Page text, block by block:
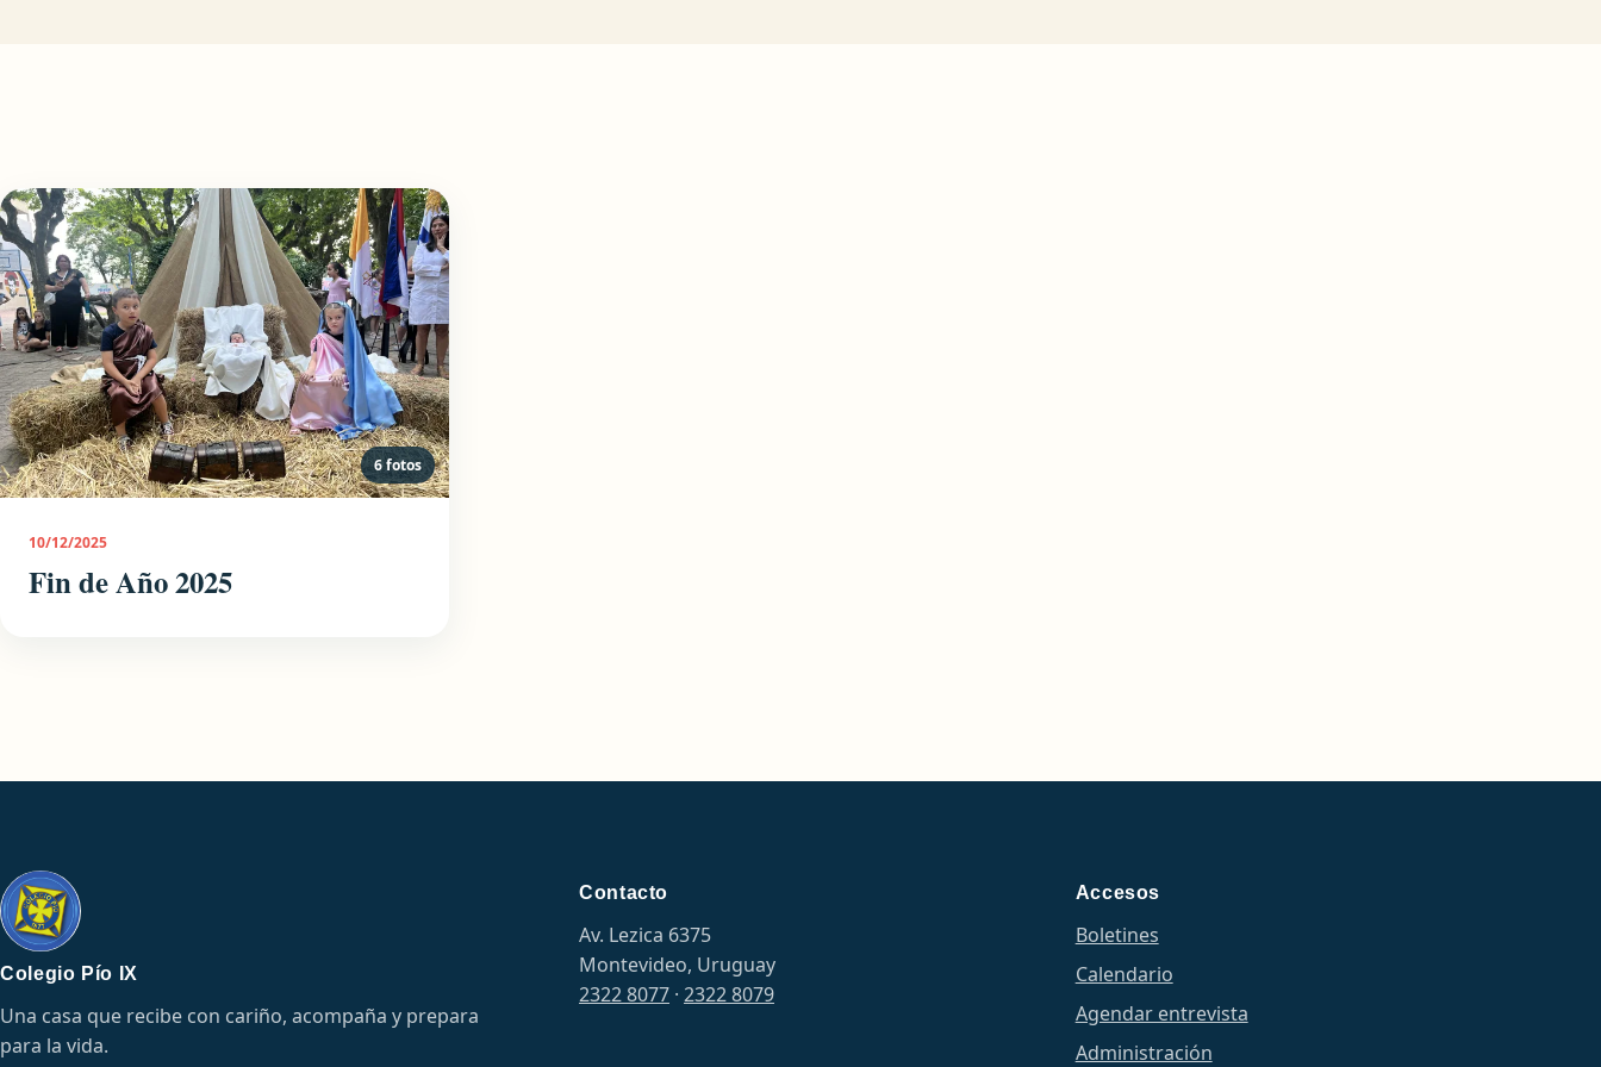
6 fotos
10/12/2025
Fin de Año 2025
Colegio Pío IX
Una casa que recibe con cariño, acompaña y prepara
para la vida.
Contacto
Av. Lezica 6375
Montevideo, Uruguay
2322 8077 · 2322 8079
Accesos
Boletines
Calendario
Agendar entrevista
Administración